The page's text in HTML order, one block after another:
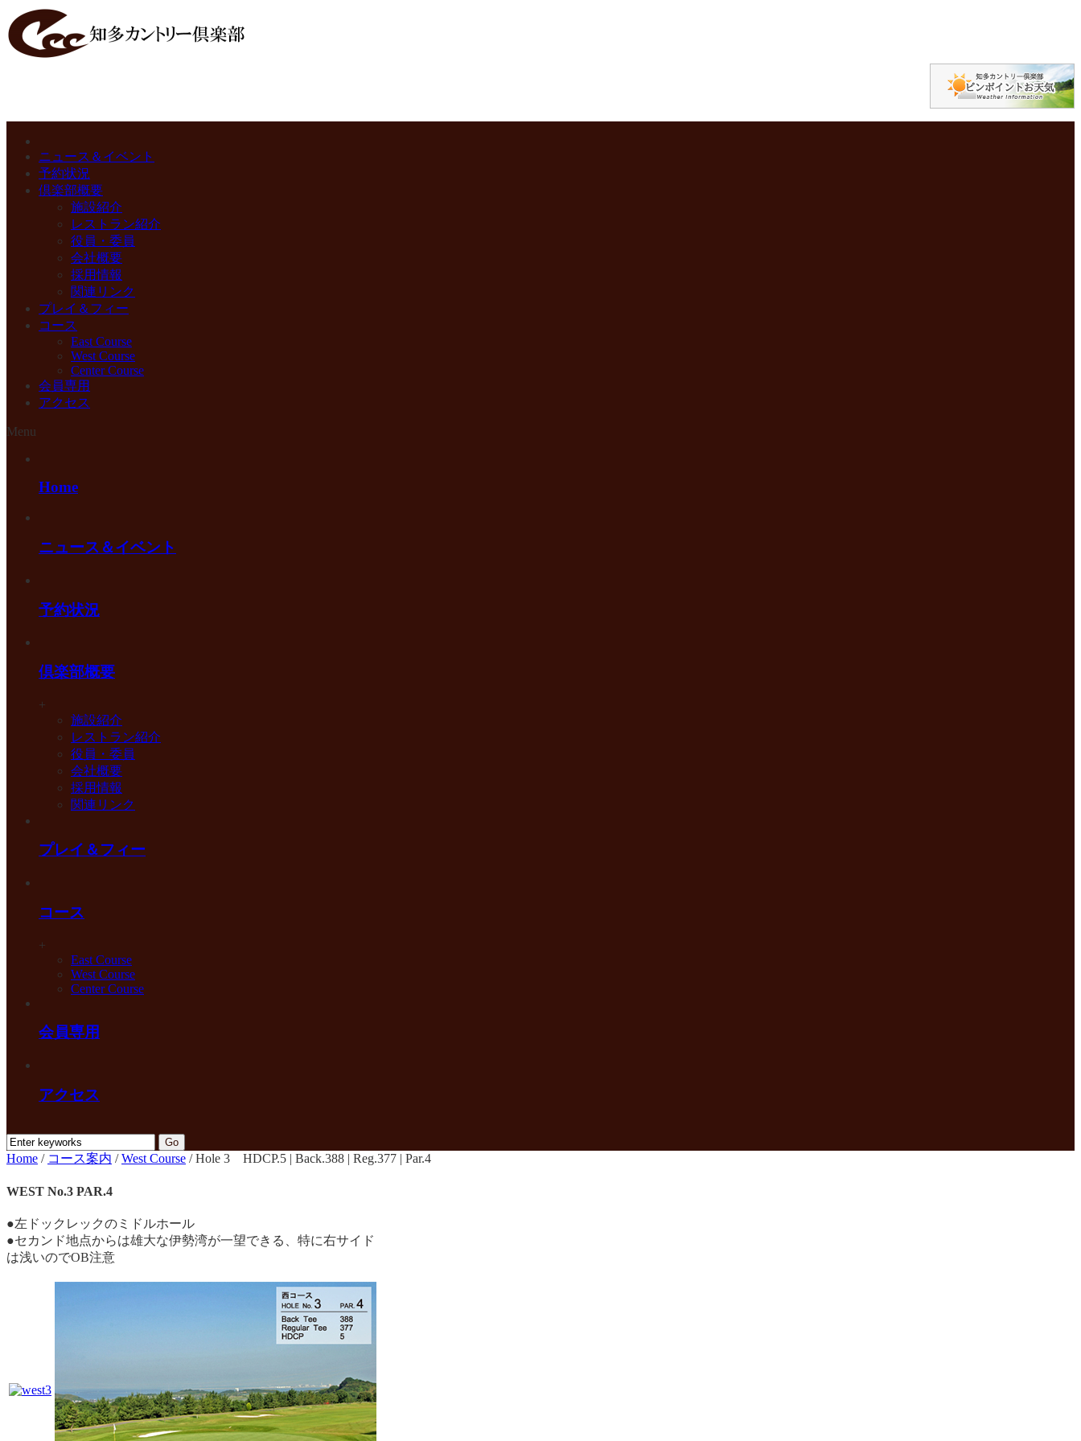
ニュース＆イベント
予約状況
倶楽部概要
施設紹介
レストラン紹介
役員・委員
会社概要
採用情報
関連リンク
プレイ＆フィー
コース
East Course
West Course
Center Course
会員専用
アクセス
Menu
Home
ニュース＆イベント
予約状況
倶楽部概要
+
施設紹介
レストラン紹介
役員・委員
会社概要
採用情報
関連リンク
プレイ＆フィー
コース
+
East Course
West Course
Center Course
会員専用
アクセス
Home / コース案内 /West Course /Hole 3 HDCP.5 | Back.388 | Reg.377 | Par.4
WEST No.3 PAR.4
●左ドックレックのミドルホール
●セカンド地点からは雄大な伊勢湾が一望できる、特に右サイド
は浅いのでOB注意